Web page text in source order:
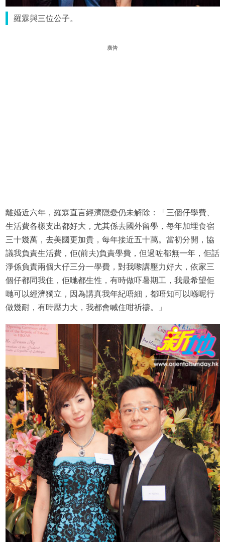
羅霖與三位公子。
廣告
離婚近六年，羅霖直言經濟隱憂仍未解除：「三個仔學費、
生活費各樣支出都好大，尤其係去國外留學，每年加埋食宿
三十幾萬，去美國更加貴，每年接近五十萬。當初分開，協
議我負責生活費，佢(前夫)負責學費，但過咗都無一年，佢話
淨係負責兩個大仔三分一學費，對我嚟講壓力好大，依家三
個仔都同我住，佢哋都生性，有時做吓暑期工，我最希望佢
哋可以經濟獨立，因為講真我年紀唔細，都唔知可以喺呢行
做幾耐，有時壓力大，我都會喊住咁祈禱。」